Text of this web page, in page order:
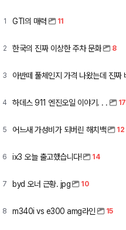
1 GTI의 매력 11
2 한국의 진짜 이상한 주차 문화 8
3
4 하데스 911 엔진오일 이야기. . . 17
5 어느새 가성비가 되버린 해치백 12
6 ix3 오늘 출고했습니다! 14
7 byd 오너 근황. jpg 10
8 m340i vs e300 amg라인 15